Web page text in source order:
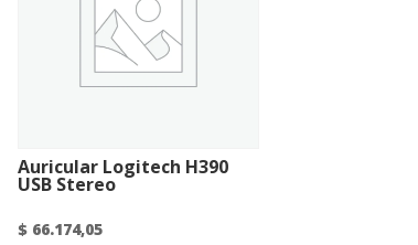
Auricular Logitech H390
USB Stereo
$ 66.174,05